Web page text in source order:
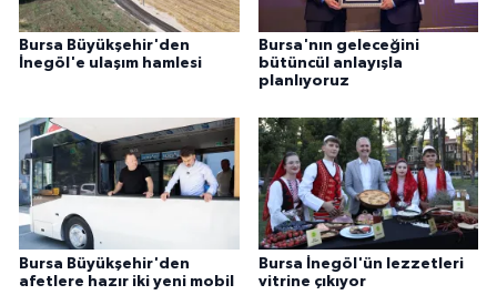
Bursa Büyükşehir'den
İnegöl'e ulaşım hamlesi
Bursa'nın geleceğini
bütüncül anlayışla
planlıyoruz
Bursa Büyükşehir'den
afetlere hazır iki yeni mobil
Bursa İnegöl'ün lezzetleri
vitrine çıkıyor